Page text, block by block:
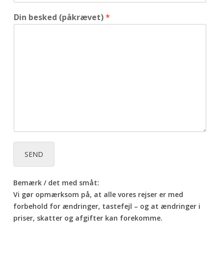
Din besked (påkrævet)*
SEND
Bemærk / det med småt:
Vi gør opmærksom på, at alle vores rejser er med
forbehold for ændringer, tastefejl – og at ændringer i
priser, skatter og afgifter kan forekomme.